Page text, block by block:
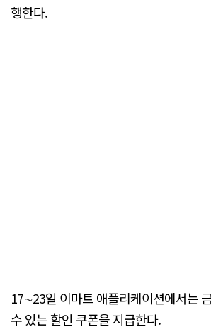
행한다.
17∼23일 이마트 애플리케이션에서는
수 있는 할인 쿠폰을 지급한다.